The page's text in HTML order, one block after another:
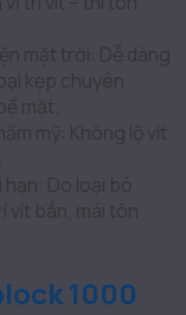
mặt trời: Dễ dàng
kẹp chuyên
mặt.
mỹ: Không lộ vít
hạn: Do loại bỏ
vít bắn, mái tôn
1000